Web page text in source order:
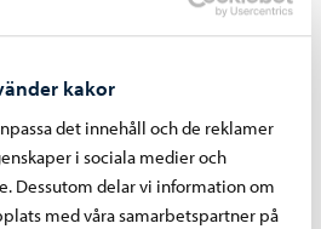
kakor
det innehåll och de reklamer
i sociala medier och
Dessutom delar vi information om
med våra samarbetspartner på